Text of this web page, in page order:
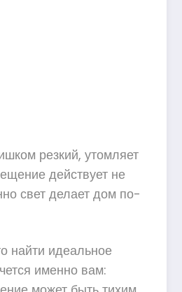
резкий, утомляет
действует не
свет делает дом по-
найти идеальное
именно вам: